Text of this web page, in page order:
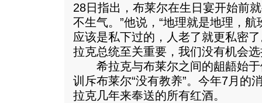
28日指出，布莱尔在生日宴开始前
不生气。”他说，“地理就是地理，
应该是私下过的，人老了就更私密
拉克总统至关重要，我们没有机会
希拉克与布莱尔之间的龃龉始于
训斥布莱尔“没有教养”。今年7月的
拉克几年来奉送的所有红酒。